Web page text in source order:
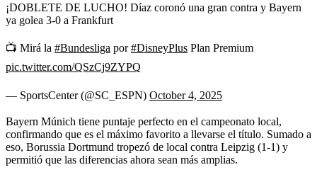
¡DOBLETE DE LUCHO! Díaz coronó una gran contra y Bayern
ya golea 3-0 a Frankfurt
📺 Mirá la #Bundesliga por#DisneyPlus Plan Premium
pic.twitter.com/QSzCj9ZYPQ
— SportsCenter (@SC_ESPN) October 4, 2025
Bayern Múnich tiene puntaje perfecto en el campeonato local,
confirmando que es el máximo favorito a llevarse el título. Sumado a
eso, Borussia Dortmund tropezó de local contra Leipzig (1-1) y
permitió que las diferencias ahora sean más amplias.